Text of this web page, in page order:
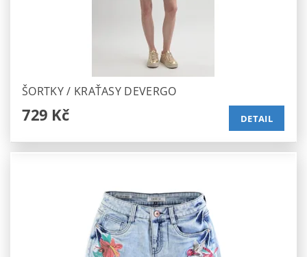
ŠORTKY / KRAŤASY DEVERGO
729 Kč DETAIL